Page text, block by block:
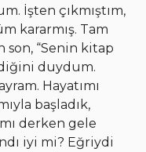
İşten çıkmıştım,
kararmış. Tam
son, “Senin kitap
duydum.
Hayatımı
başladık,
derken gele
iyi mi? Eğriydi